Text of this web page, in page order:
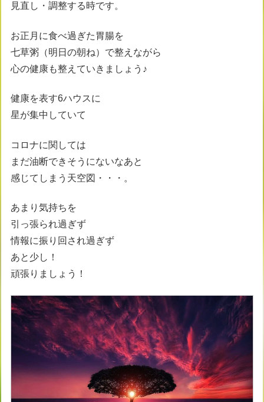
見直し・調整する時です。
お正月に食べ過ぎた胃腸を
七草粥（明日の朝ね）で整えながら
心の健康も整えていきましょう♪
健康を表す6ハウスに
星が集中していて
コロナに関しては
まだ油断できそうにないなあと
感じてしまう天空図・・・。
あまり気持ちを
引っ張られ過ぎず
情報に振り回され過ぎず
あと少し！
頑張りましょう！